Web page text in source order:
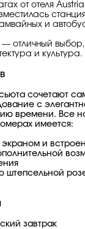
от отеля
и
— отличный
и культура.
сочетают
с
времени. Все
имеется:
экраном и
штепсельной
завтрак